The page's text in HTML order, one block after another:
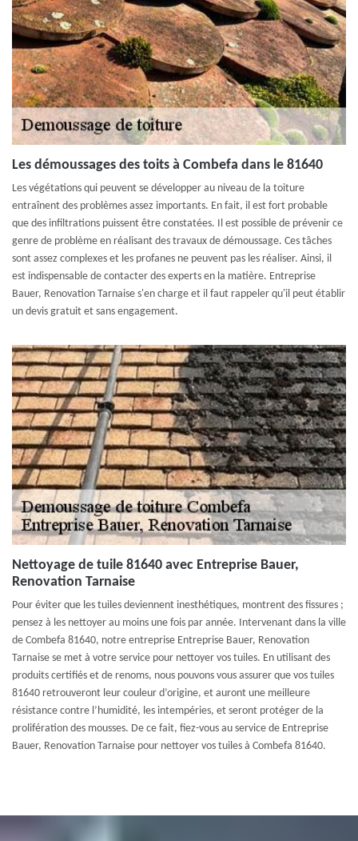
Les démoussages des toits à Combefa dans le 81640
Les végétations qui peuvent se développer au niveau de la toiture
entraînent des problèmes assez importants. En fait, il est fort probable
que des infiltrations puissent être constatées. Il est possible de prévenir ce
genre de problème en réalisant des travaux de démoussage. Ces tâches
sont assez complexes et les profanes ne peuvent pas les réaliser. Ainsi, il
est indispensable de contacter des experts en la matière. Entreprise
Bauer, Renovation Tarnaise s'en charge et il faut rappeler qu'il peut établir
un devis gratuit et sans engagement.
Nettoyage de tuile 81640 avec Entreprise Bauer,
Renovation Tarnaise
Pour éviter que les tuiles deviennent inesthétiques, montrent des fissures ;
pensez à les nettoyer au moins une fois par année. Intervenant dans la ville
de Combefa 81640, notre entreprise Entreprise Bauer, Renovation
Tarnaise se met à votre service pour nettoyer vos tuiles. En utilisant des
produits certifiés et de renoms, nous pouvons vous assurer que vos tuiles
81640 retrouveront leur couleur d’origine, et auront une meilleure
résistance contre l’humidité, les intempéries, et seront protéger de la
prolifération des mousses. De ce fait, fiez-vous au service de Entreprise
Bauer, Renovation Tarnaise pour nettoyer vos tuiles à Combefa 81640.